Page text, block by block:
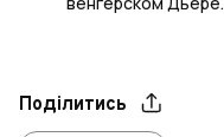
Поділитись